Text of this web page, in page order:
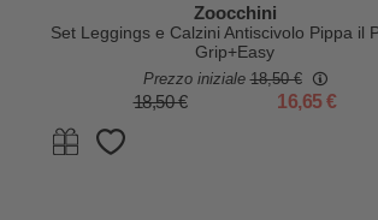
Zoocchini
Set Leggings e Calzini Antiscivolo Pippa il
Grip+Easy
Prezzo iniziale18,50 €
18,50 € 16,65 €